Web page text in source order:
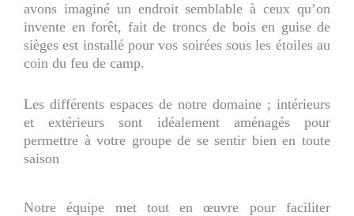
avons imaginé un endroit semblable à ceux qu’on
invente en forêt, fait de troncs de bois en guise de
sièges est installé pour vos soirées sous les étoiles au
coin du feu de camp.
Les différents espaces de notre domaine ; intérieurs
et extérieurs sont idéalement aménagés pour
permettre à votre groupe de se sentir bien en toute
saison
Notre équipe met tout en œuvre pour faciliter